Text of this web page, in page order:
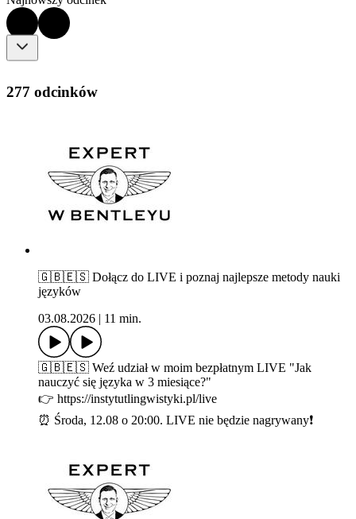
277 odcinków
🇬🇧🇪🇸 Dołącz do LIVE i poznaj najlepsze metody nauki
języków
03.08.2026
11 min.
🇬🇧🇪🇸 Weź udział w moim bezpłatnym LIVE "Jak
nauczyć się języka w 3 miesiące?"
👉 https://instytutlingwistyki.pl/live
⏰ Środa, 12.08 o 20:00. LIVE nie będzie nagrywany❗